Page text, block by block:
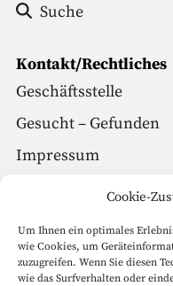
Cookie-
Um Ihnen ein optimales
wie Cookies, um
zuzugreifen. Wenn Sie diesen
wie das Surfverhalten oder
Suche
Kontakt/Rechtliches
Geschäftsstelle
Gesucht – Gefunden
Impressum
Social Media
Facebook